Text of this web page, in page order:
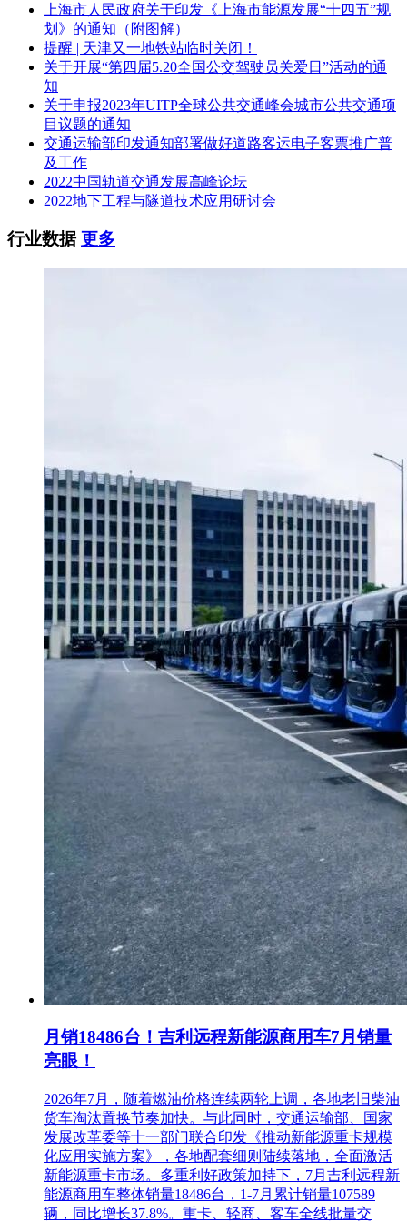
上海市人民政府关于印发《上海市能源发展“十四五”规
划》的通知（附图解）
提醒 | 天津又一地铁站临时关闭！
关于开展“第四届5.20全国公交驾驶员关爱日”活动的通
知
关于申报2023年UITP全球公共交通峰会城市公共交通项
目议题的通知
交通运输部印发通知部署做好道路客运电子客票推广普
及工作
2022中国轨道交通发展高峰论坛
2022地下工程与隧道技术应用研讨会
行业数据更多
月销18486台！吉利远程新能源商用车7月销量
亮眼！
2026年7月，随着燃油价格连续两轮上调，各地老旧柴油
货车淘汰置换节奏加快。与此同时，交通运输部、国家
发展改革委等十一部门联合印发《推动新能源重卡规模
化应用实施方案》，各地配套细则陆续落地，全面激活
新能源重卡市场。多重利好政策加持下，7月吉利远程新
能源商用车整体销量18486台，1-7月累计销量107589
辆，同比增长37.8%。重卡、轻商、客车全线批量交